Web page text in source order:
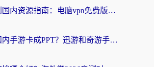
海外党刷国内资源指南：电脑vpn免费版真的能用吗？选对加速器才是关键
海外玩国内手游卡成PPT？迅游和奇游手游哪个好？附真实VPN评测及番茄加速器体验